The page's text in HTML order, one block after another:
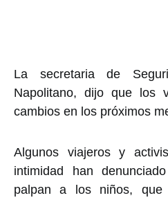
La secretaria de
Napolitano, dijo que los
cambios en los próximos
Algunos viajeros y
intimidad han
palpan a los niños, que